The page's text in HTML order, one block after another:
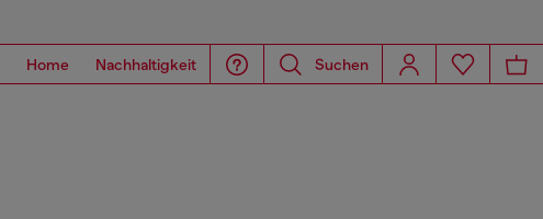
Home Nachhaltigkeit Suchen